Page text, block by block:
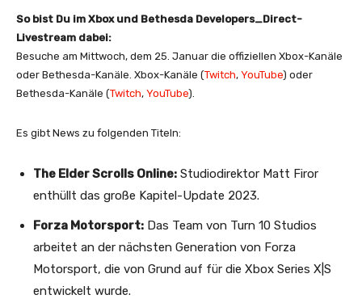
So bist Du im Xbox und Bethesda Developers_Direct-
Livestream dabei:
Besuche am Mittwoch, dem 25. Januar die offiziellen Xbox-Kanäle
oder Bethesda-Kanäle. Xbox-Kanäle (Twitch, YouTube) oder
Bethesda-Kanäle (Twitch, YouTube).
Es gibt News zu folgenden Titeln:
The Elder Scrolls Online: Studiodirektor Matt Firor
enthüllt das große Kapitel-Update 2023.
Forza Motorsport: Das Team von Turn 10 Studios
arbeitet an der nächsten Generation von Forza
Motorsport, die von Grund auf für die Xbox Series X|S
entwickelt wurde.